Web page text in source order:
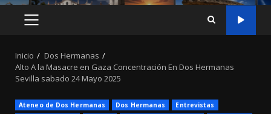
MENÚ
Inicio
Dos Hermanas
Alto A la Masacre en Gaza Concentración En Dos Hermanas
Sevilla sabado 24 Mayo 2025
Ateneo de Dos Hermanas Dos Hermanas
Entrevistas